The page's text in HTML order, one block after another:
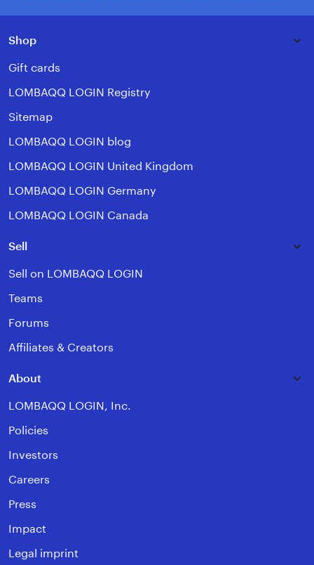
Shop
Gift cards
LOMBAQQ LOGIN Registry
Sitemap
LOMBAQQ LOGIN blog
LOMBAQQ LOGIN United Kingdom
LOMBAQQ LOGIN Germany
LOMBAQQ LOGIN Canada
Sell
Sell on LOMBAQQ LOGIN
Teams
Forums
Affiliates & Creators
About
LOMBAQQ LOGIN, Inc.
Policies
Investors
Careers
Press
Impact
Legal imprint